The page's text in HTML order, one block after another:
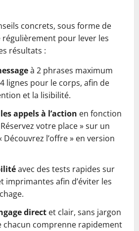
concrets, sous forme de
régulièrement pour lever les
résultats :
à 2 phrases maximum
lignes pour le corps, afin de
et la lisibilité.
appels à l’action en fonction
votre place » sur un
l’offre » en version
avec des tests rapides sur
imprimantes afin d’éviter les
direct et clair, sans jargon
chacun comprenne rapidement